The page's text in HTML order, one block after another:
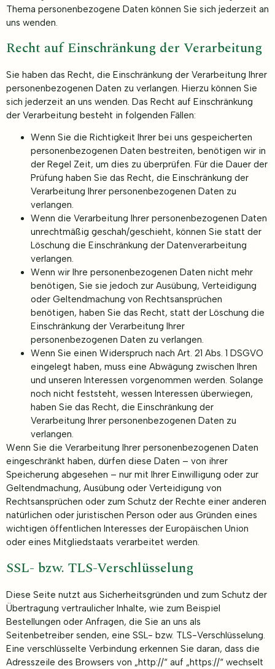
Thema personenbezogene Daten können Sie sich jederzeit an
uns wenden.
Recht auf Einschränkung der Verarbeitung
Sie haben das Recht, die Einschränkung der Verarbeitung Ihrer
personenbezogenen Daten zu verlangen. Hierzu können Sie
sich jederzeit an uns wenden. Das Recht auf Einschränkung
der Verarbeitung besteht in folgenden Fällen:
Wenn Sie die Richtigkeit Ihrer bei uns gespeicherten
personenbezogenen Daten bestreiten, benötigen wir in
der Regel Zeit, um dies zu überprüfen. Für die Dauer der
Prüfung haben Sie das Recht, die Einschränkung der
Verarbeitung Ihrer personenbezogenen Daten zu
verlangen.
Wenn die Verarbeitung Ihrer personenbezogenen Daten
unrechtmäßig geschah/geschieht, können Sie statt der
Löschung die Einschränkung der Datenverarbeitung
verlangen.
Wenn wir Ihre personenbezogenen Daten nicht mehr
benötigen, Sie sie jedoch zur Ausübung, Verteidigung
oder Geltendmachung von Rechtsansprüchen
benötigen, haben Sie das Recht, statt der Löschung die
Einschränkung der Verarbeitung Ihrer
personenbezogenen Daten zu verlangen.
Wenn Sie einen Widerspruch nach Art. 21 Abs. 1 DSGVO
eingelegt haben, muss eine Abwägung zwischen Ihren
und unseren Interessen vorgenommen werden. Solange
noch nicht feststeht, wessen Interessen überwiegen,
haben Sie das Recht, die Einschränkung der
Verarbeitung Ihrer personenbezogenen Daten zu
verlangen.
Wenn Sie die Verarbeitung Ihrer personenbezogenen Daten
eingeschränkt haben, dürfen diese Daten – von ihrer
Speicherung abgesehen – nur mit Ihrer Einwilligung oder zur
Geltendmachung, Ausübung oder Verteidigung von
Rechtsansprüchen oder zum Schutz der Rechte einer anderen
natürlichen oder juristischen Person oder aus Gründen eines
wichtigen öffentlichen Interesses der Europäischen Union
oder eines Mitgliedstaats verarbeitet werden.
SSL- bzw. TLS-Verschlüsselung
Diese Seite nutzt aus Sicherheitsgründen und zum Schutz der
Übertragung vertraulicher Inhalte, wie zum Beispiel
Bestellungen oder Anfragen, die Sie an uns als
Seitenbetreiber senden, eine SSL- bzw. TLS-Verschlüsselung.
Eine verschlüsselte Verbindung erkennen Sie daran, dass die
Adresszeile des Browsers von „http://“ auf „https://“ wechselt